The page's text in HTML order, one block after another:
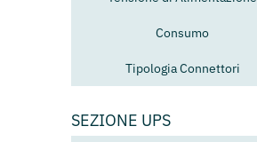
Consumo
Tipologia Connettori
SEZIONE UPS